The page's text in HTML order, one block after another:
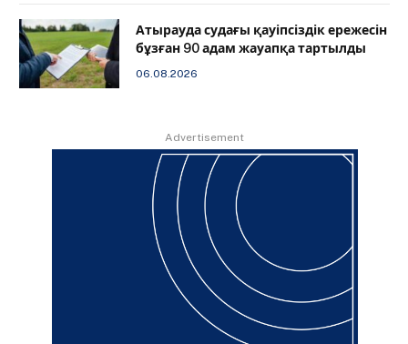
Атырауда судағы қауіпсіздік ережесін
бұзған 90 адам жауапқа тартылды
06.08.2026
Advertisement